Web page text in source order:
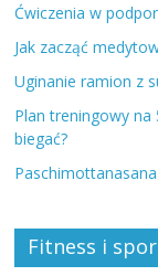
Ćwiczenia w
Jak zacząć
Uginanie ramion z
Plan treningowy na
biegać?
Fitness i